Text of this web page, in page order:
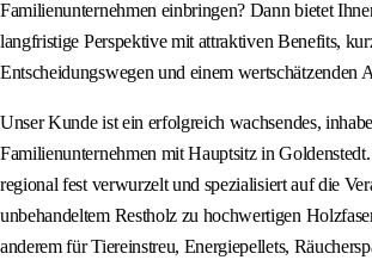
Familienunternehmen einbringen? Dann bietet
langfristige Perspektive mit attraktiven Benefits,
Entscheidungswegen und einem wertschätzenden
Unser Kunde ist ein erfolgreich wachsendes,
Familienunternehmen mit Hauptsitz in
regional fest verwurzelt und spezialisiert auf die
unbehandeltem Restholz zu hochwertigen
anderem für Tiereinstreu, Energiepellets,